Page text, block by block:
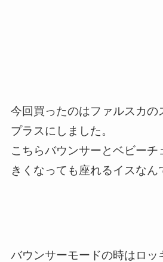
今回買ったのはファルスカの
プラスにしました。
こちらバウンサーとベビーチ
きくなっても座れるイスなん
バウンサーモードの時はロッ